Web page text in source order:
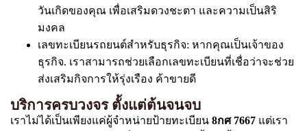
วันเกิดของคุณ เพื่อเสริมดวงชะตา และความเป็นสิริ
มงคล
เลขทะเบียนรถยนต์สำหรับธุรกิจ: หากคุณเป็นเจ้าของ
ธุรกิจ. เราสามารถช่วยเลือกเลขทะเบียนที่เชื่อว่าจะช่วย
ส่งเสริมกิจการให้รุ่งเรือง ค้าขายดี
บริการครบวงจร ตั้งแต่ต้นจนจบ
เราไม่ได้เป็นเพียงแค่ผู้จำหน่ายป้ายทะเบียน 8กศ 7667 แต่เรา